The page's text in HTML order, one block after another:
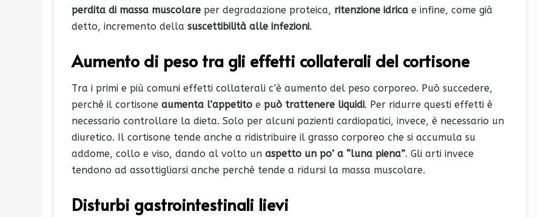
perdita di massa muscolare per degradazione proteica, ritenzione idrica e infine, come già
detto, incremento della suscettibilità alle infezioni.
Aumento di peso tra gli effetti collaterali del cortisone
Tra i primi e più comuni effetti collaterali c’è aumento del peso corporeo. Può succedere,
perché il cortisone aumenta l’appetito e può trattenere liquidi. Per ridurre questi effetti è
necessario controllare la dieta. Solo per alcuni pazienti cardiopatici, invece, è necessario un
diuretico. Il cortisone tende anche a ridistribuire il grasso corporeo che si accumula su
addome, collo e viso, dando al volto un aspetto un po’ a “luna piena”. Gli arti invece
tendono ad assottigliarsi anche perché tende a ridursi la massa muscolare.
Disturbi gastrointestinali lievi